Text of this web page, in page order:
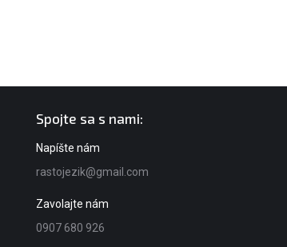
Spojte sa s nami:
Napíšte nám
rastojezik@gmail.com
Zavolajte nám
0907 680 926